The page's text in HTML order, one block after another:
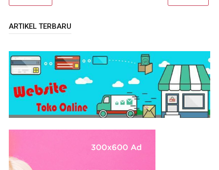
ARTIKEL TERBARU